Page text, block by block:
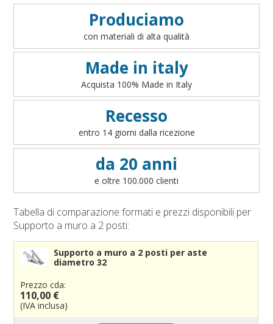
Accessori per sbandieratori
Accessori bandiere per auto
Art. 1 - Oggetto del contratto
Art. 2 - Informazioni precontrattuali per il consumatore
- art. 49 del D.lgs 206/2005
Art. 3 - Conclusione ed efficacia del contratto
Art. 4 - Disponibilità dei prodotti
Art. 5 - Modalità di pagamento
Art. 6 - Prezzi
Art. 7 - Diritto di recesso
Art. 8 - Garanzia legale di conformità
Art. 10 - Responsabilità
Art. 11 - Accesso al sito
Art. 13 - Integralità
Produciamo
con materiali di alta qualità
Made in italy
Acquista 100% Made in Italy
Recesso
entro 14 giorni dalla ricezione
da 20 anni
e oltre 100.000 clienti
Tabella di comparazione formati e prezzi disponibili per
Supporto a muro a 2 posti:
Supporto a muro a 2 posti per aste
diametro 32
Prezzo cda:
110,00 €
(IVA inclusa)